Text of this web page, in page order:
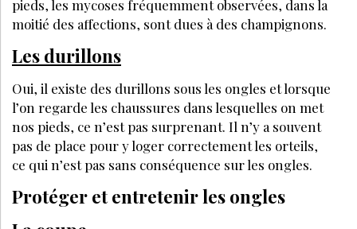
PODCAST